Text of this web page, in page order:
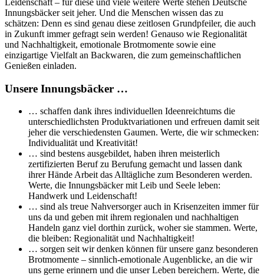
Innungsbäcker seit jeher. Und die Menschen wissen das zu
schätzen: Denn es sind genau diese zeitlosen Grundpfeiler, die auch
in Zukunft immer gefragt sein werden! Genauso wie Regionalität
und Nachhaltigkeit, emotionale Brotmomente sowie eine
einzigartige Vielfalt an Backwaren, die zum gemeinschaftlichen
Genießen einladen.
Unsere Innungsbäcker …
… schaffen dank ihres individuellen Ideenreichtums die
unterschiedlichsten Produktvariationen und erfreuen damit seit
jeher die verschiedensten Gaumen. Werte, die wir schmecken:
Individualität und Kreativität!
… sind bestens ausgebildet, haben ihren meisterlich
zertifizierten Beruf zu Berufung gemacht und lassen dank
ihrer Hände Arbeit das Alltägliche zum Besonderen werden.
Werte, die Innungsbäcker mit Leib und Seele leben:
Handwerk und Leidenschaft!
… sind als treue Nahversorger auch in Krisenzeiten immer für
uns da und geben mit ihrem regionalen und nachhaltigen
Handeln ganz viel dorthin zurück, woher sie stammen. Werte,
die bleiben: Regionalität und Nachhaltigkeit!
… sorgen seit wir denken können für unsere ganz besonderen
Brotmomente – sinnlich-emotionale Augenblicke, an die wir
uns gerne erinnern und die unser Leben bereichern. Werte, die